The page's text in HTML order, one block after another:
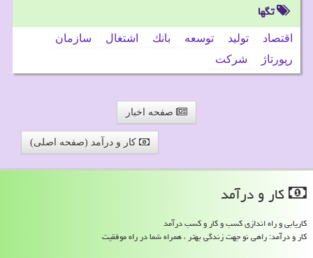
تگها
اقتصاد تولید توسعه بانك اشتغال
سازمان
رپورتاژ
شركت
صفحه اخبار
کار و درآمد (صفحه اصلی)
كار و درآمد
کاریابی و راه اندازی کسب و کار و کسب درآمد
کار و درآمد: راهی نو جهت زندگی بهتر ، همراه شما در راه موفقیت